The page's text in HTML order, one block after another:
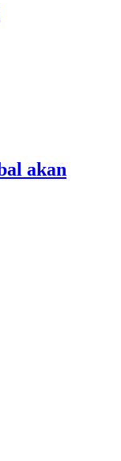
akan